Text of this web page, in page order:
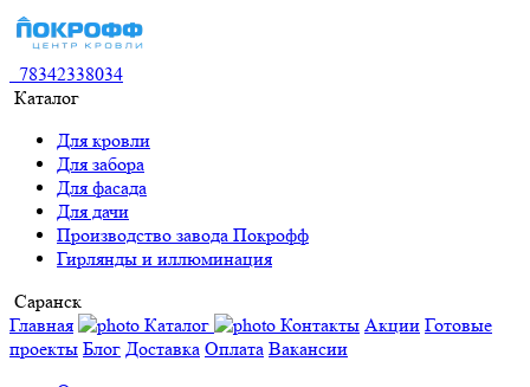
78342338034
Каталог
Для кровли
Для забора
Для фасада
Для дачи
Производство завода Покрофф
Гирлянды и иллюминация
Саранск
Главная
Каталог Контакты Акции Готовые
проекты Блог Доставка Оплата Вакансии